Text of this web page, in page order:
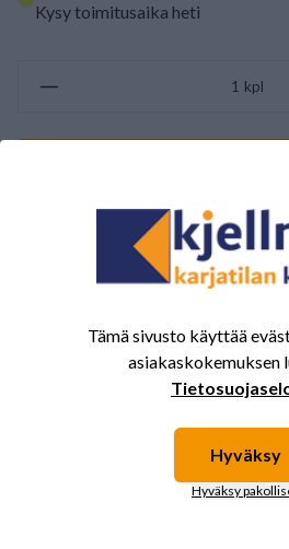
Kysy toimitusaika heti
kpl
ARVOSTELUJEN YHTEENVETO
(0/5) Yhteensä 0
Tämä sivusto käyttää
asiakaskokemuksen
Hyväksy
Hyväksy